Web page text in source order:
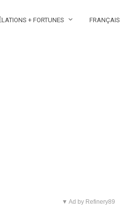
+ FORTUNES FRANÇAIS
▼ Ad by Refinery89